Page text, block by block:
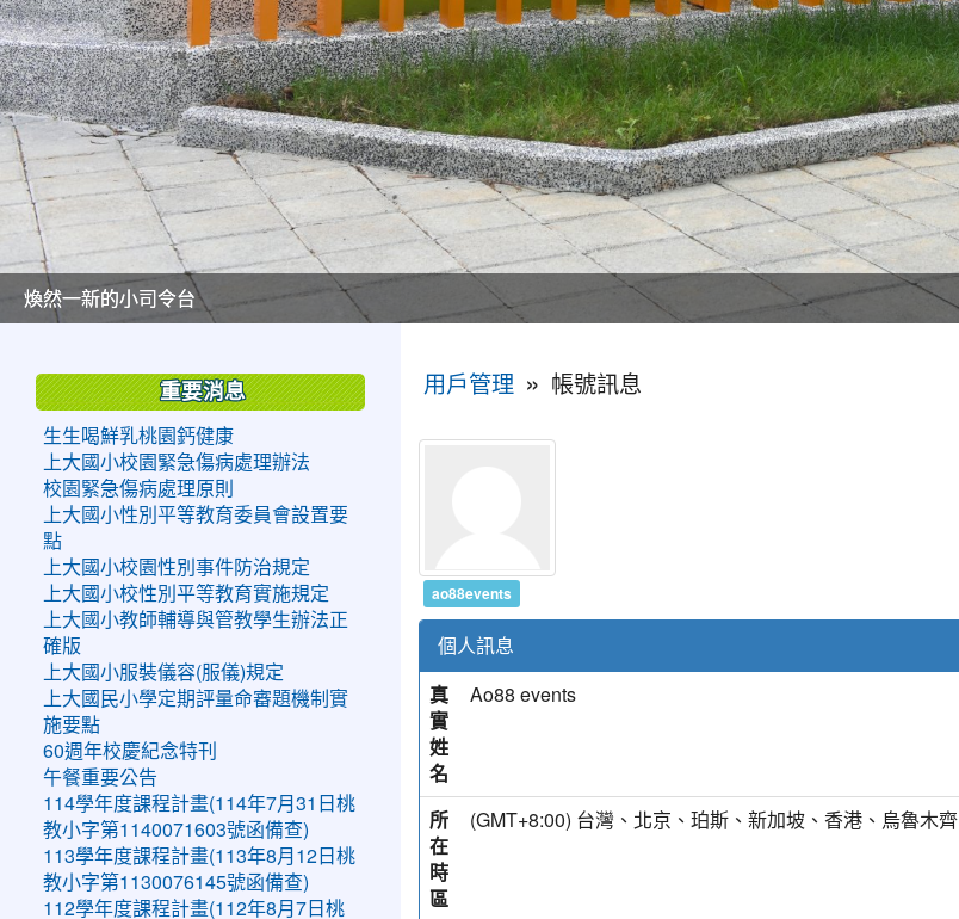
美麗的操場是我們活力的來源
美麗的操場是我們活力的來源
煥然一新的小司令台
煥然一新的小司令台
富含桃園埤塘田園風光意象的中廊
富含桃園埤塘田園風光意象的中廊
嶄新的中庭廣場
嶄新的中庭廣場
水生池生生不息
水生池生生不息
用戶管理 » 帳號訊息
ao88events
個人訊息
真
實
姓
名
Ao88 events
所
在
時
區
(GMT+8:00) 台灣、北京、珀斯、新加坡、香港、烏魯木齊
重要消息
生生喝鮮乳桃園鈣健康
上大國小校園緊急傷病處理辦法
校園緊急傷病處理原則
上大國小性別平等教育委員會設置要
點
上大國小校園性別事件防治規定
上大國小校性別平等教育實施規定
上大國小教師輔導與管教學生辦法正
確版
上大國小服裝儀容(服儀)規定
上大國民小學定期評量命審題機制實
施要點
60週年校慶紀念特刊
午餐重要公告
114學年度課程計畫(114年7月31日桃
教小字第1140071603號函備查)
113學年度課程計畫(113年8月12日桃
教小字第1130076145號函備查)
112學年度課程計畫(112年8月7日桃